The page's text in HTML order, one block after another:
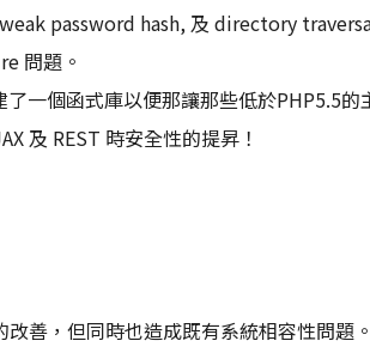
password hash, 及 directory
問題。
了一個函式庫以便那讓那些低於PHP5.5的
及 REST 時安全性的提昇！
善，但同時也造成既有系統相容性問題